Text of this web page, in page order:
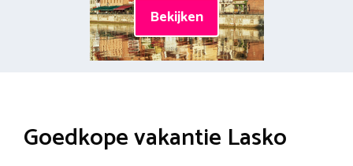
Bekijken
Goedkope vakantie Lasko